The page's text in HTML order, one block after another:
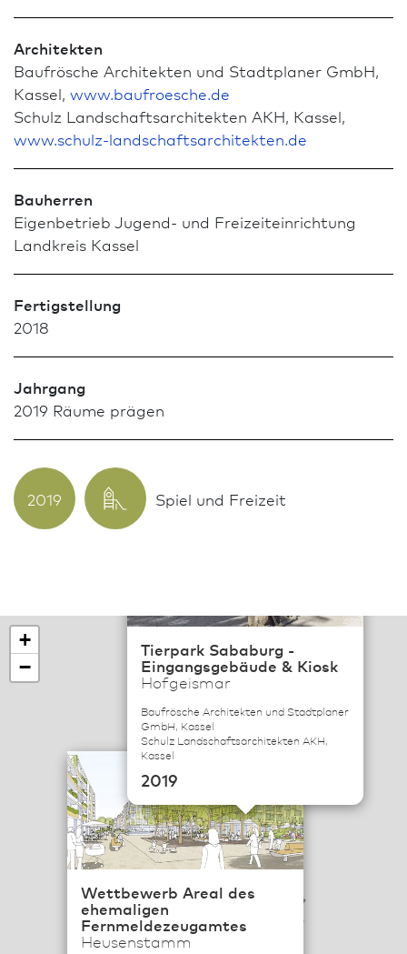
Architekten
Baufrösche Architekten und Stadt­planer GmbH,
Kassel, www.baufroesche.de
Schulz Landschafts­architekten AKH, Kassel,
www.schulz-landschaftsarchitekten.de
Bauherren
Eigenbetrieb Jugend- und Freizeiteinrichtung
Landkreis Kassel
Fertigstellung
2018
Jahrgang
2019 Räume prägen
2019 Spiel und Freizeit
113
Wettbewerb Areal des
ehemaligen
Fernmeldezeugamtes
Heusenstamm
Tierpark Sababurg -
Eingangsgebäude & Kiosk
Hofgeismar
Baufrösche Architekten und Stadtplaner
GmbH, Kassel
Schulz Landschaftsarchitekten AKH,
Kassel
2019
+
−